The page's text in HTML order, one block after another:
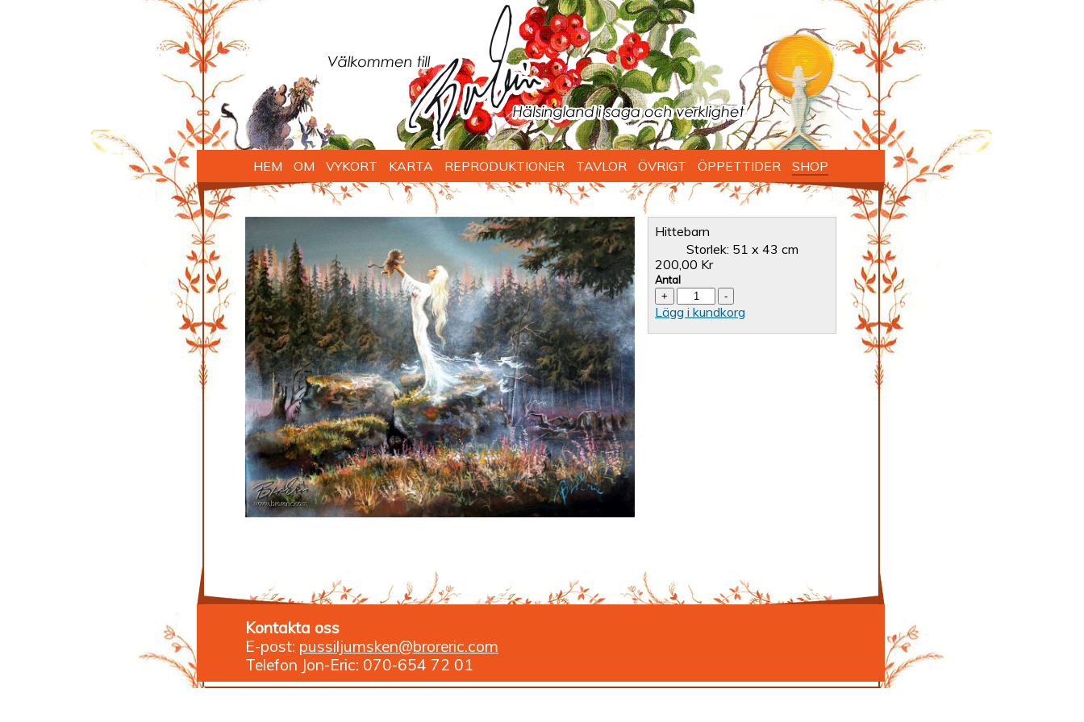
HEM OM VYKORT KARTA REPRODUKTIONER TAVLOR ÖVRIGT ÖPPETTIDER SHOP
Hittebarn
Storlek: 51 x 43 cm
200,00 Kr
Antal
Lägg i kundkorg
Kontakta oss
E-post: pussiljumsken@broreric.com
Telefon Jon-Eric: 070-654 72 01